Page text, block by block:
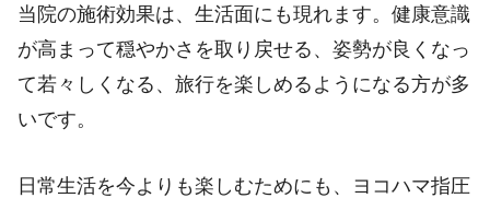
当院の施術効果は、生活面にも現れます。健康意識
が高まって穏やかさを取り戻せる、姿勢が良くなっ
て若々しくなる、旅行を楽しめるようになる方が多
いです。
日常生活を今よりも楽しむためにも、ヨコハマ指圧